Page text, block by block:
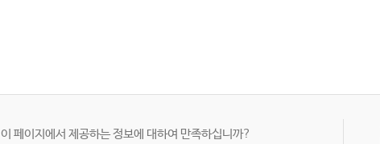
이 페이지에서 제공하는 정보에 대하여 만족하십니까?